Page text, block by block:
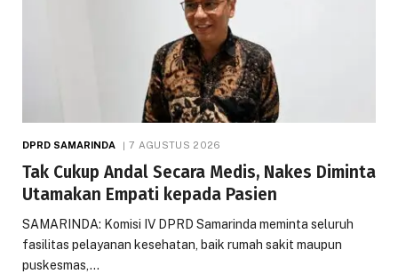
DPRD SAMARINDA 7 AGUSTUS 2026
Tak Cukup Andal Secara Medis, Nakes Diminta
Utamakan Empati kepada Pasien
SAMARINDA: Komisi IV DPRD Samarinda meminta seluruh
fasilitas pelayanan kesehatan, baik rumah sakit maupun
puskesmas,…